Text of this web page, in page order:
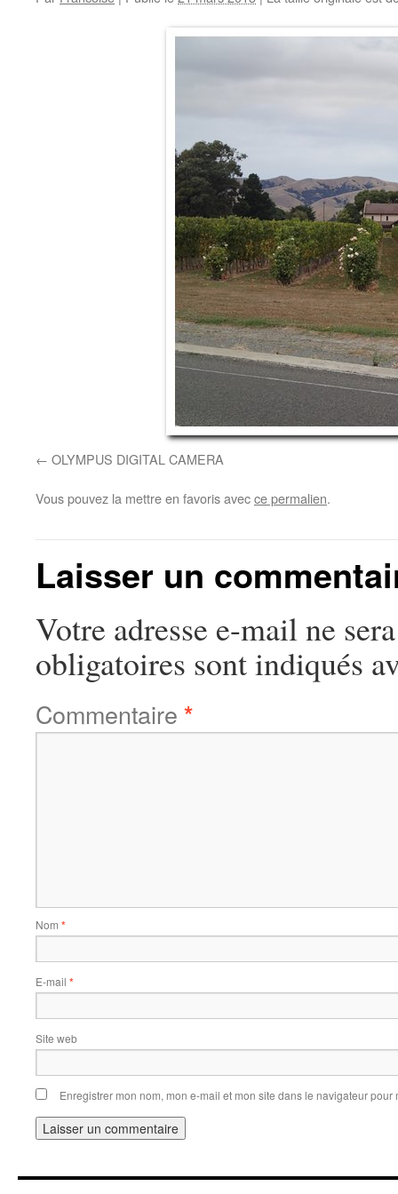
OLYMPUS DIGITAL CAMERA
Vous pouvez la mettre en favoris avecce permalien.
Laisser un
Votre adresse e-mail ne
obligatoires sont indiqués
Commentaire *
Nom *
E-mail *
Site web
Enregistrer mon nom, mon e-mail et mon site dans le navigateur